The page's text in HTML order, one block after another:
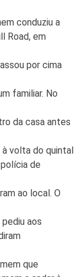
conduziu a
Road, em
por cima
familiar. No
da casa antes
à volta do quintal
de
ao local. O
aos
que